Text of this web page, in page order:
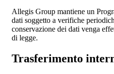
Allegis Group mantiene un
dati soggetto a verifiche
conservazione dei dati venga
di legge.
Trasferimento